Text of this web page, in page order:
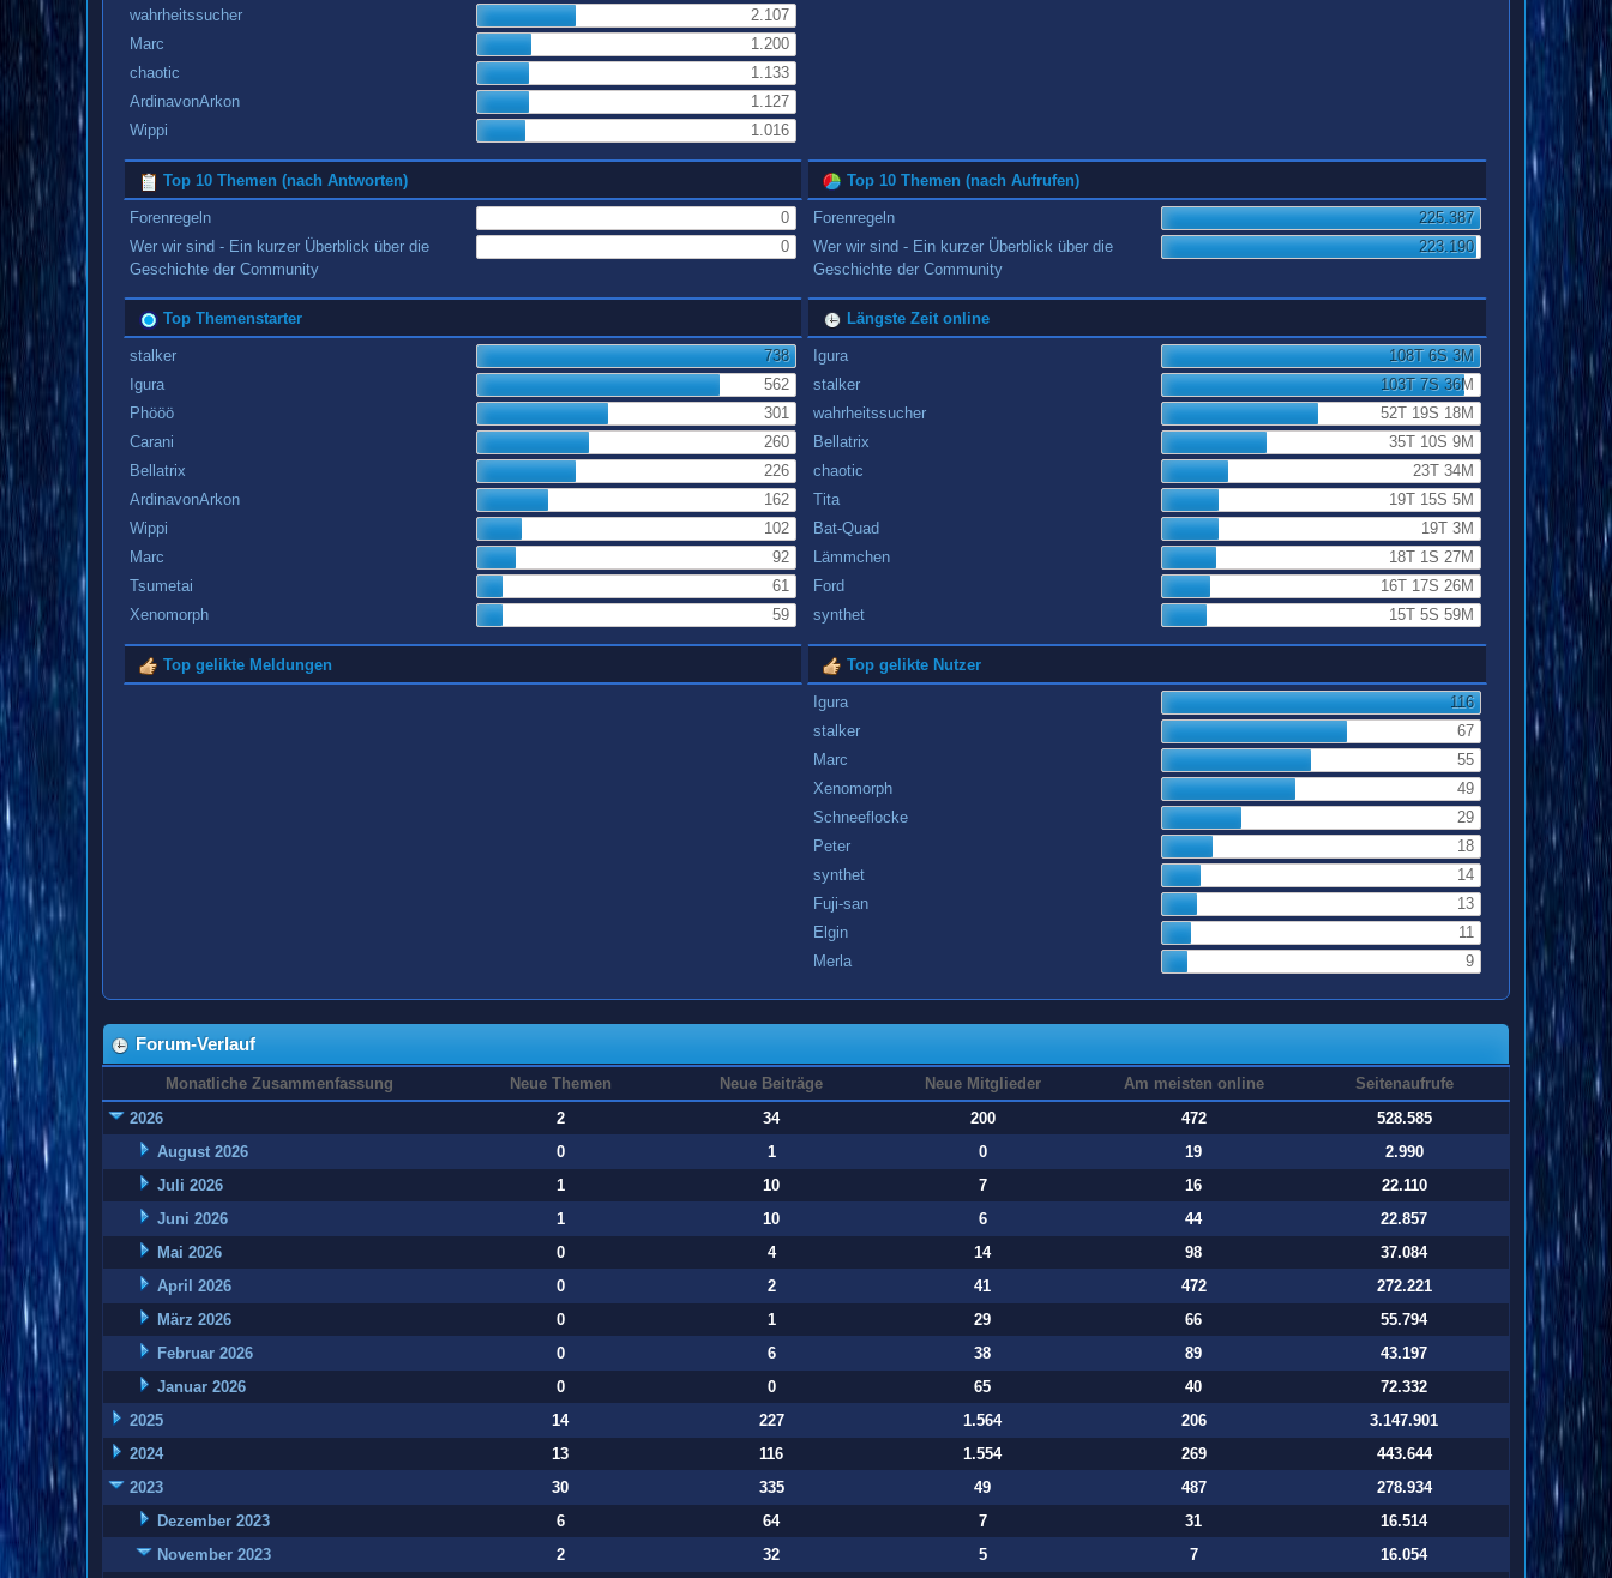
wahrheitssucher
2.107
Marc
1.200
chaotic
1.133
ArdinavonArkon
1.127
Wippi
1.016
Top 10 Themen (nach Antworten)
Forenregeln
0
Wer wir sind - Ein kurzer Überblick über die
Geschichte der Community
0
Top 10 Themen (nach Aufrufen)
Forenregeln
225.387
Wer wir sind - Ein kurzer Überblick über die
Geschichte der Community
223.190
Top Themenstarter
stalker
738
Igura
562
Phööö
301
Carani
260
Bellatrix
226
ArdinavonArkon
162
Wippi
102
Marc
92
Tsumetai
61
Xenomorph
59
Längste Zeit online
Igura
108T 6S 3M
stalker
103T 7S 36M
wahrheitssucher
52T 19S 18M
Bellatrix
35T 10S 9M
chaotic
23T 34M
Tita
19T 15S 5M
Bat-Quad
19T 3M
Lämmchen
18T 1S 27M
Ford
16T 17S 26M
synthet
15T 5S 59M
Top gelikte Meldungen Top gelikte Nutzer
Igura
116
stalker
67
Marc
55
Xenomorph
49
Schneeflocke
29
Peter
18
synthet
14
Fuji-san
13
Elgin
11
Merla
9
Forum-Verlauf
Monatliche Zusammenfassung Neue Themen Neue Beiträge Neue Mitglieder Am meisten online
Seitenaufrufe
2026
2 34 200 472
528.585
August 2026
0 1 0 19
2.990
Juli 2026
1 10 7 16
22.110
Juni 2026
1 10 6 44
22.857
Mai 2026
0 4 14 98
37.084
April 2026
0 2 41 472
272.221
März 2026
0 1 29 66
55.794
Februar 2026
0 6 38 89
43.197
Januar 2026
0 0 65 40
72.332
2025
14 227 1.564 206
3.147.901
2024
13 116 1.554 269
443.644
2023
30 335 49 487
278.934
Dezember 2023
6 64 7 31
16.514
November 2023
2 32 5 7
16.054